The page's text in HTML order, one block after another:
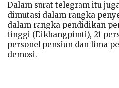
Dalam surat telegram itu
dimutasi dalam rangka
dalam rangka pendidikan
tinggi (Dikbangpimti), 21
personel pensiun dan lima
demosi.